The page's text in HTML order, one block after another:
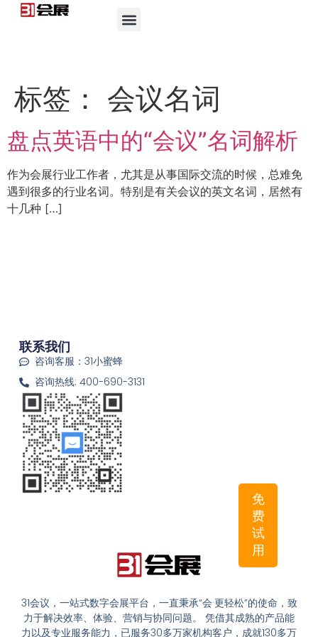
免
费
试
用
标签： 会议名词
盘点英语中的“会议”名词解析
作为会展行业工作者，尤其是从事国际交流的时候，总难免
遇到很多的行业名词。特别是有关会议的英文名词，居然有
十几种 […]
31会议，一站式数字会展平台，一直秉承“会·更轻松”的使命，致
力于解决效率、体验、营销与协同问题。 凭借其成熟的产品能
力以及专业服务能力，已服务30多万家机构客户，成就130多万
联系我们
咨询客服：31小蜜蜂
咨询热线: 400-690-3131